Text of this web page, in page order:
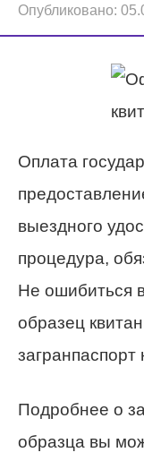
Опубликовано:
Оплата
выездного
процедура,
Не ошибиться
образец
загранпаспорт
Подробнее о
образца вы